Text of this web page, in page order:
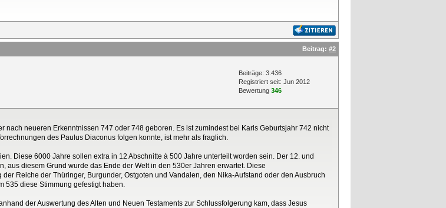
Beitrag: #2
Beiträge: 3.436
Registriert seit: Jun 2012
Bewertung 346
nach neueren Erkenntnissen 747 oder 748 geboren. Es ist zumindest bei Karls Geburtsjahr 742 nicht
des Paulus Diaconus folgen konnte, ist mehr als fraglich.
Diese 6000 Jahre sollen extra in 12 Abschnitte à 500 Jahre unterteilt worden sein. Der 12. und
aus diesem Grund wurde das Ende der Welt in den 530er Jahren erwartet. Diese
Reiche der Thüringer, Burgunder, Ostgoten und Vandalen, den Nika-Aufstand oder den Ausbruch
535 diese Stimmung gefestigt haben.
der Auswertung des Alten und Neuen Testaments zur Schlussfolgerung kam, dass Jesus